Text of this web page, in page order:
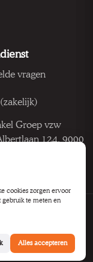
vragen
Groep vzw
124, 9000
VZW.
cookies zorgen ervoor
gebruik te meten en
Alles accepteren